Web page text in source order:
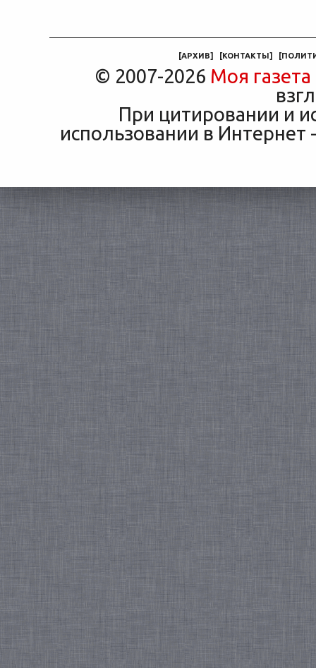
[АРХИВ] [КОНТАКТЫ] [
© 2007-2026 Моя газета
При цитировании и
использовании в Интернет